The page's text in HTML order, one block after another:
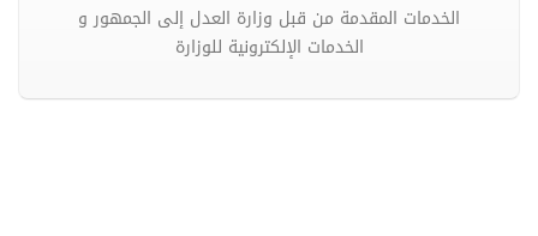
الخدمات المقدمة من قبل وزارة العدل إلى الجمهور و
الخدمات الإلكترونية للوزارة